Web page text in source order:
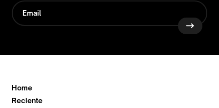
Home
Reciente